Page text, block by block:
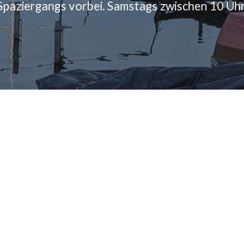
vorbei. Samstags zwischen 10